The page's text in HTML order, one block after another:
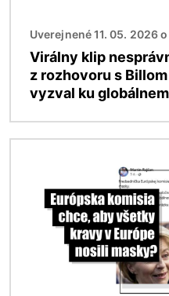
Uverejnené 11. 05. 2026
Virálny klip
z rozhovoru s
vyzval ku